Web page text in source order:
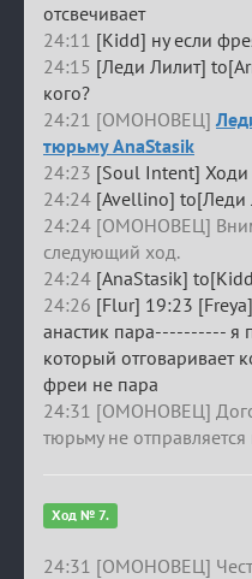
отсвечивает
24:11 [Kidd] ну если
24:15 [Леди Лилит]
кого?
24:21 [ОМОНОВЕЦ]
тюрьму AnaStasik
24:23 [Soul Intent] Ходи
24:24 [Avellino] to[Леди
24:24 [ОМОНОВЕЦ]
следующий ход.
24:24 [AnaStasik]
24:26 [Flur] 19:23
анастик пара---------- я
который отговаривает
фреи не пара
24:31 [ОМОНОВЕЦ]
тюрьму не отправляется
Ход № 7.
24:31 [ОМОНОВЕЦ]